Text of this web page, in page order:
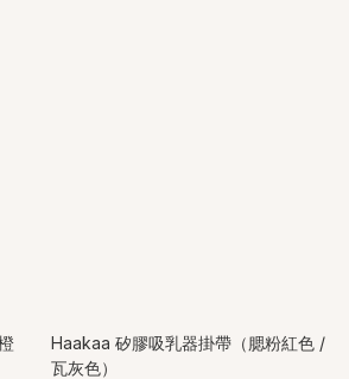
Haakaa 矽膠吸乳器掛帶（腮粉紅色 /
瓦灰色）